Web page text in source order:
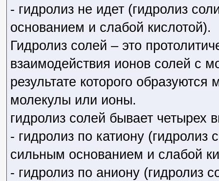
- гидролиз не идет (гидролиз
основанием и слабой кислотой).
Гидролиз солей – это
взаимодействия ионов солей с
результате которого
молекулы или ионы.
гидролиз солей бывает четырех
- гидролиз по катиону (гидролиз
сильным основанием и слабой
- гидролиз по аниону (гидролиз